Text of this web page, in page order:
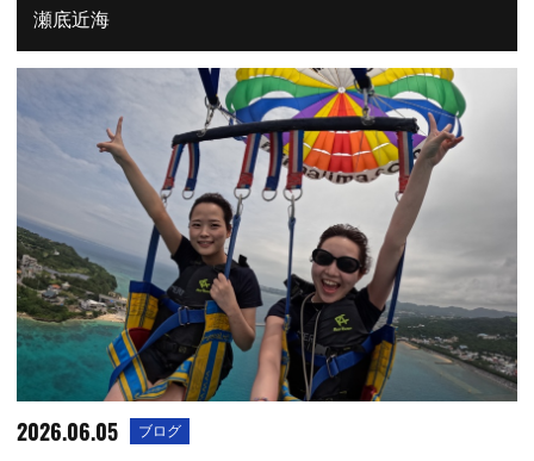
瀬底近海
2026.06.05 ブログ